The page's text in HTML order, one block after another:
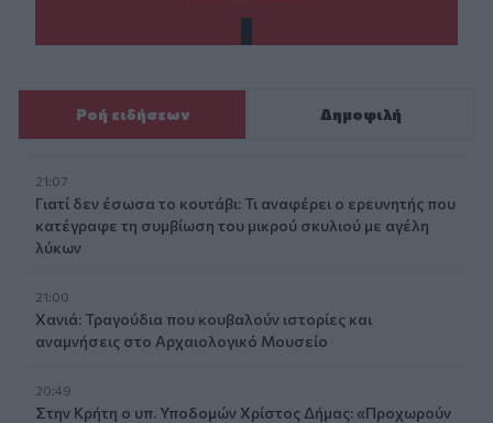
Ροή ειδήσεων Δημοφιλή
21:07
Γιατί δεν έσωσα το κουτάβι: Τι αναφέρει ο ερευνητής που
κατέγραφε τη συμβίωση του μικρού σκυλιού με αγέλη
λύκων
21:00
Χανιά: Τραγούδια που κουβαλούν ιστορίες και
αναμνήσεις στο Αρχαιολογικό Μουσείο
20:49
Στην Κρήτη ο υπ. Υποδομών Χρίστος Δήμας: «Προχωρούν